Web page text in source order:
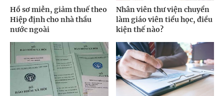
Hồ sơ miễn, giảm thuế theo
Hiệp định cho nhà thầu
nước ngoài
Nhân viên thư viện chuyển
làm giáo viên tiểu học, điều
kiện thế nào?